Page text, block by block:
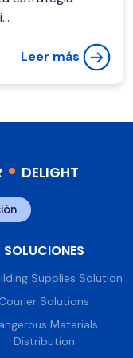
Leer más
DELIGHT
SOLUCIONES
Supplies Solution
Courier Solutions
Materials
Distribution